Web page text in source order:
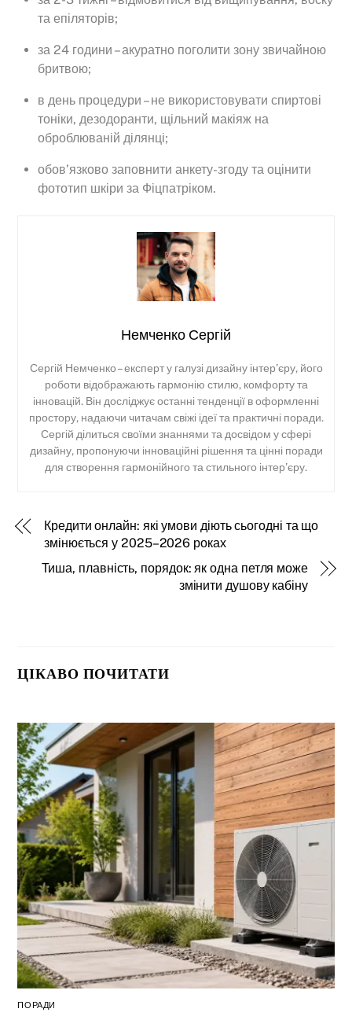
та епіляторів;
за 24 години – акуратно поголити зону звичайною
бритвою;
в день процедури – не використовувати спиртові
тоніки, дезодоранти, щільний макіяж на
оброблюваній ділянці;
обов’язково заповнити анкету-згоду та оцінити
фототип шкіри за Фіцпатріком.
Немченко Сергій
Сергій Немченко – експерт у галузі дизайну інтер’єру, його
роботи відображають гармонію стилю, комфорту та
інновацій. Він досліджує останні тенденції в оформленні
простору, надаючи читачам свіжі ідеї та практичні поради.
Сергій ділиться своїми знаннями та досвідом у сфері
дизайну, пропонуючи інноваційні рішення та цінні поради
для створення гармонійного та стильного інтер’єру.
Кредити онлайн: які умови діють сьогодні та що
змінюється у 2025–2026 роках
Тиша, плавність, порядок: як одна петля може
змінити душову кабіну
ЦІКАВО ПОЧИТАТИ
ПОРАДИ